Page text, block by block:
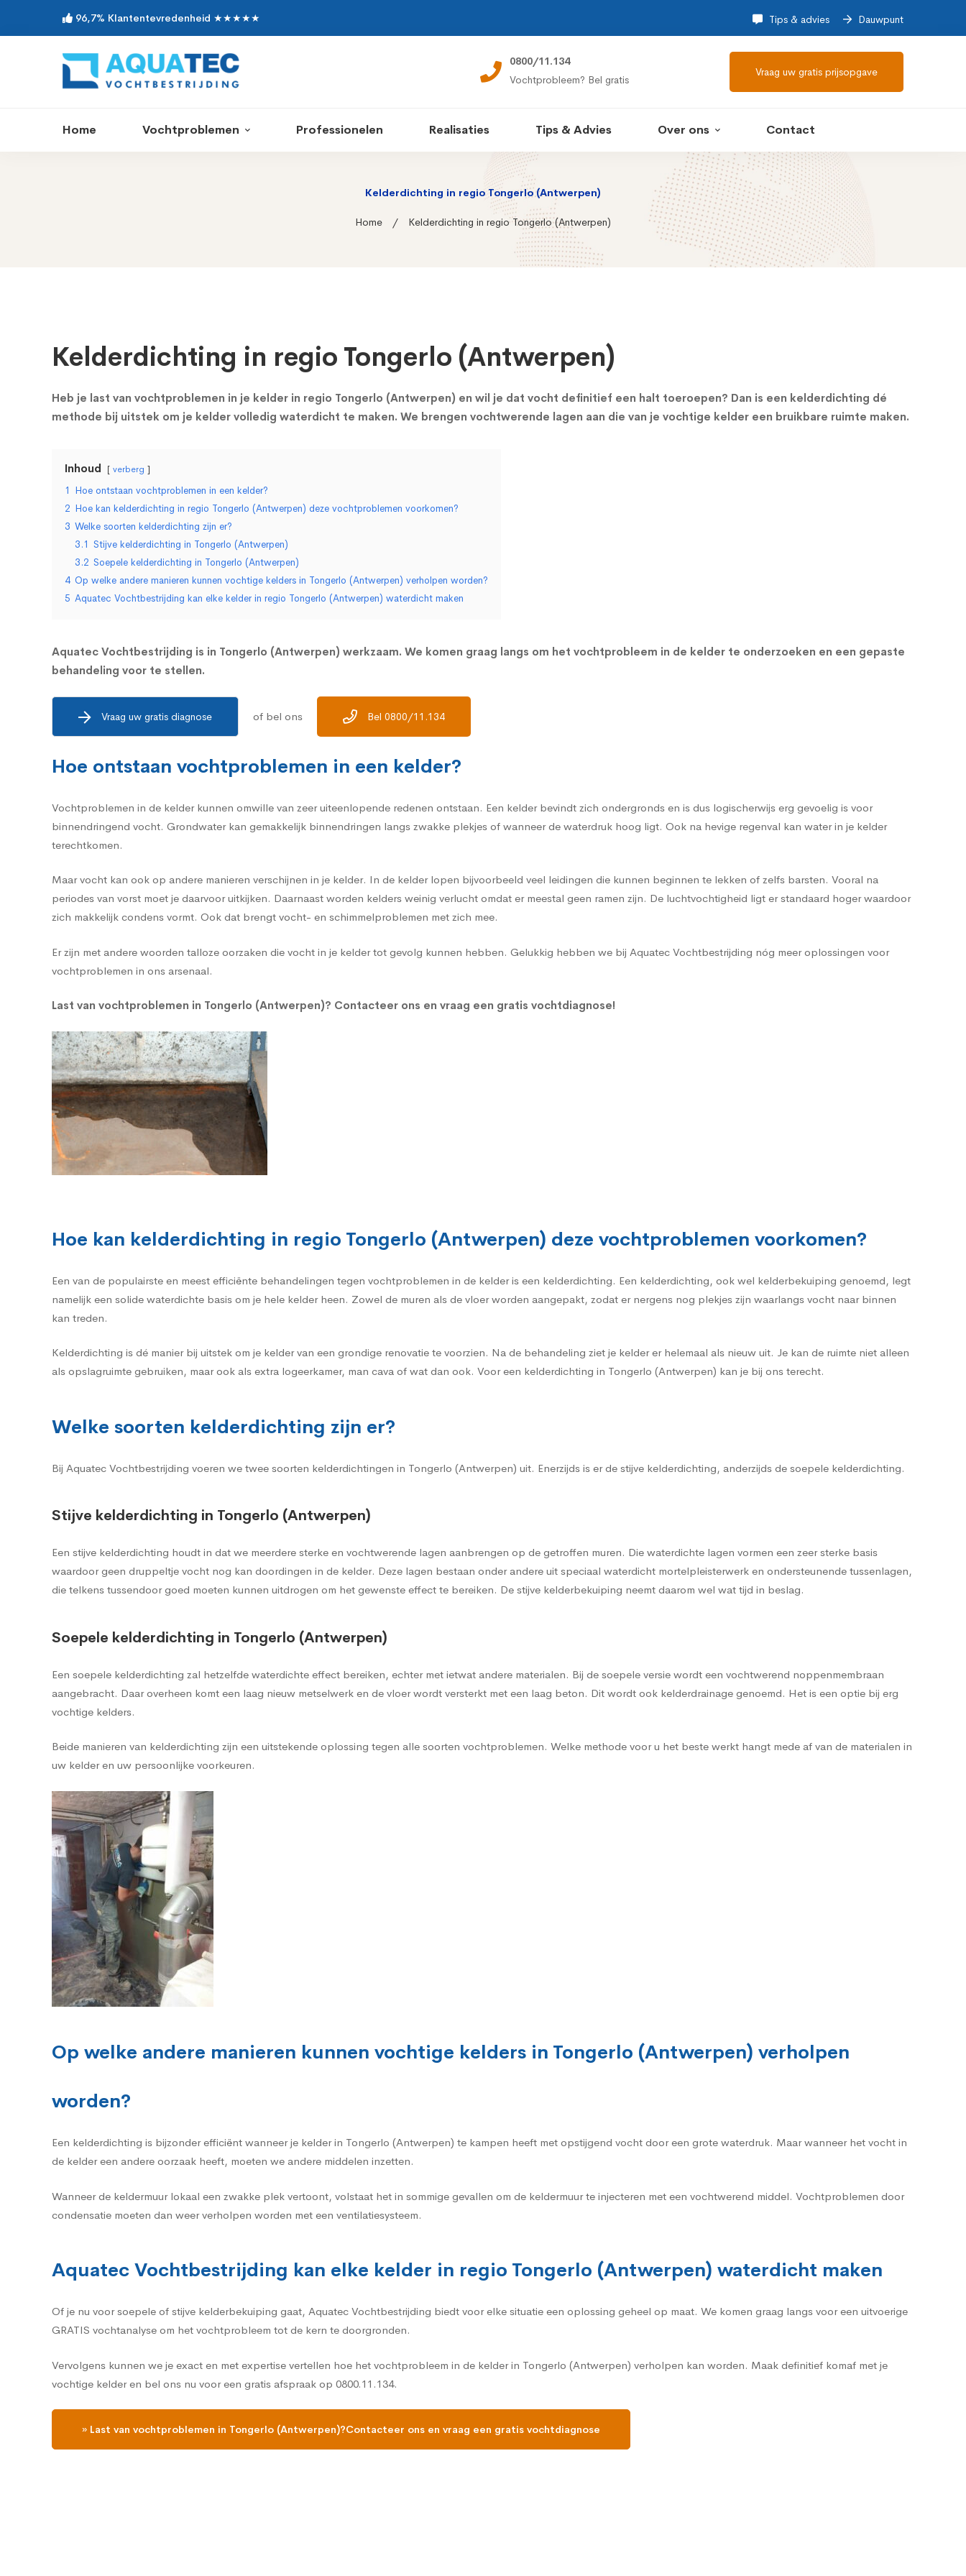
96,7% Klantentevredenheid ★★★★★ Tips & advies Dauwpunt
0800/11.134
Vochtprobleem? Bel gratis
Vraag uw gratis prijsopgave
Home Vochtproblemen Professionelen Realisaties Tips & Advies Over ons Contact
Kelderdichting in regio Tongerlo (Antwerpen)
Home Kelderdichting in regio Tongerlo (Antwerpen)
Kelderdichting in regio Tongerlo (Antwerpen)
Heb je last van vochtproblemen in je kelder in regio Tongerlo (Antwerpen) en wil je dat vocht definitief een halt toeroepen? Dan is een kelderdichting dé
methode bij uitstek om je kelder volledig waterdicht te maken. We brengen vochtwerende lagen aan die van je vochtige kelder een bruikbare ruimte maken.
Inhoud verberg
1 Hoe ontstaan vochtproblemen in een kelder?
2 Hoe kan kelderdichting in regio Tongerlo (Antwerpen) deze vochtproblemen voorkomen?
3 Welke soorten kelderdichting zijn er?
3.1 Stijve kelderdichting in Tongerlo (Antwerpen)
3.2 Soepele kelderdichting in Tongerlo (Antwerpen)
4 Op welke andere manieren kunnen vochtige kelders in Tongerlo (Antwerpen) verholpen worden?
5 Aquatec Vochtbestrijding kan elke kelder in regio Tongerlo (Antwerpen) waterdicht maken
Aquatec Vochtbestrijding is in Tongerlo (Antwerpen) werkzaam. We komen graag langs om het vochtprobleem in de kelder te onderzoeken en een gepaste
behandeling voor te stellen.
Vraag uw gratis diagnose of bel ons Bel 0800/11.134
Hoe ontstaan vochtproblemen in een kelder?
Vochtproblemen in de kelder kunnen omwille van zeer uiteenlopende redenen ontstaan. Een kelder bevindt zich ondergronds en is dus logischerwijs erg gevoelig is voor
binnendringend vocht. Grondwater kan gemakkelijk binnendringen langs zwakke plekjes of wanneer de waterdruk hoog ligt. Ook na hevige regenval kan water in je kelder
terechtkomen.
Maar vocht kan ook op andere manieren verschijnen in je kelder. In de kelder lopen bijvoorbeeld veel leidingen die kunnen beginnen te lekken of zelfs barsten. Vooral na
periodes van vorst moet je daarvoor uitkijken. Daarnaast worden kelders weinig verlucht omdat er meestal geen ramen zijn. De luchtvochtigheid ligt er standaard hoger waardoor
zich makkelijk condens vormt. Ook dat brengt vocht- en schimmelproblemen met zich mee.
Er zijn met andere woorden talloze oorzaken die vocht in je kelder tot gevolg kunnen hebben. Gelukkig hebben we bij Aquatec Vochtbestrijding nóg meer oplossingen voor
vochtproblemen in ons arsenaal.
Last van vochtproblemen in Tongerlo (Antwerpen)? Contacteer ons en vraag een gratis vochtdiagnose!
Hoe kan kelderdichting in regio Tongerlo (Antwerpen) deze vochtproblemen voorkomen?
Een van de populairste en meest efficiënte behandelingen tegen vochtproblemen in de kelder is een kelderdichting. Een kelderdichting, ook wel kelderbekuiping genoemd, legt
namelijk een solide waterdichte basis om je hele kelder heen. Zowel de muren als de vloer worden aangepakt, zodat er nergens nog plekjes zijn waarlangs vocht naar binnen
kan treden.
Kelderdichting is dé manier bij uitstek om je kelder van een grondige renovatie te voorzien. Na de behandeling ziet je kelder er helemaal als nieuw uit. Je kan de ruimte niet alleen
als opslagruimte gebruiken, maar ook als extra logeerkamer, man cava of wat dan ook. Voor een kelderdichting in Tongerlo (Antwerpen) kan je bij ons terecht.
Welke soorten kelderdichting zijn er?
Bij Aquatec Vochtbestrijding voeren we twee soorten kelderdichtingen in Tongerlo (Antwerpen) uit. Enerzijds is er de stijve kelderdichting, anderzijds de soepele kelderdichting.
Stijve kelderdichting in Tongerlo (Antwerpen)
Een stijve kelderdichting houdt in dat we meerdere sterke en vochtwerende lagen aanbrengen op de getroffen muren. Die waterdichte lagen vormen een zeer sterke basis
waardoor geen druppeltje vocht nog kan doordingen in de kelder. Deze lagen bestaan onder andere uit speciaal waterdicht mortelpleisterwerk en ondersteunende tussenlagen,
die telkens tussendoor goed moeten kunnen uitdrogen om het gewenste effect te bereiken. De stijve kelderbekuiping neemt daarom wel wat tijd in beslag.
Soepele kelderdichting in Tongerlo (Antwerpen)
Een soepele kelderdichting zal hetzelfde waterdichte effect bereiken, echter met ietwat andere materialen. Bij de soepele versie wordt een vochtwerend noppenmembraan
aangebracht. Daar overheen komt een laag nieuw metselwerk en de vloer wordt versterkt met een laag beton. Dit wordt ook kelderdrainage genoemd. Het is een optie bij erg
vochtige kelders.
Beide manieren van kelderdichting zijn een uitstekende oplossing tegen alle soorten vochtproblemen. Welke methode voor u het beste werkt hangt mede af van de materialen in
uw kelder en uw persoonlijke voorkeuren.
Op welke andere manieren kunnen vochtige kelders in Tongerlo (Antwerpen) verholpen
worden?
Een kelderdichting is bijzonder efficiënt wanneer je kelder in Tongerlo (Antwerpen) te kampen heeft met opstijgend vocht door een grote waterdruk. Maar wanneer het vocht in
de kelder een andere oorzaak heeft, moeten we andere middelen inzetten.
Wanneer de keldermuur lokaal een zwakke plek vertoont, volstaat het in sommige gevallen om de keldermuur te injecteren met een vochtwerend middel. Vochtproblemen door
condensatie moeten dan weer verholpen worden met een ventilatiesysteem.
Aquatec Vochtbestrijding kan elke kelder in regio Tongerlo (Antwerpen) waterdicht maken
Of je nu voor soepele of stijve kelderbekuiping gaat, Aquatec Vochtbestrijding biedt voor elke situatie een oplossing geheel op maat. We komen graag langs voor een uitvoerige
GRATIS vochtanalyse om het vochtprobleem tot de kern te doorgronden.
Vervolgens kunnen we je exact en met expertise vertellen hoe het vochtprobleem in de kelder in Tongerlo (Antwerpen) verholpen kan worden. Maak definitief komaf met je
vochtige kelder en bel ons nu voor een gratis afspraak op 0800.11.134.
» Last van vochtproblemen in Tongerlo (Antwerpen)?Contacteer ons en vraag een gratis vochtdiagnose